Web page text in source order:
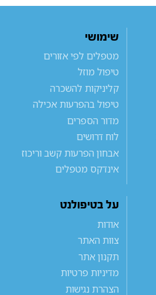
שימושי
מטפלים לפי אזורים
טיפול מוזל
קליניקות להשכרה
טיפול בהפרעות אכילה
מדור הספרים
לוח דרושים
אבחון הפרעות קשב וריכוז
אינדקס מטפלים
על בטיפולנט
אודות
צוות האתר
תקנון אתר
מדיניות פרטיות
הצהרת נגישות